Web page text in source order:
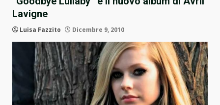
Lavigne
Luisa Fazzito Dicembre 9, 2010